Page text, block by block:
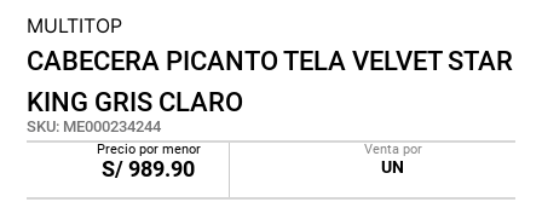
MULTITOP
CABECERA PICANTO TELA VELVET STAR
KING GRIS CLARO
SKU: ME000234244
Precio por menor
S/989.90
Venta por
UN